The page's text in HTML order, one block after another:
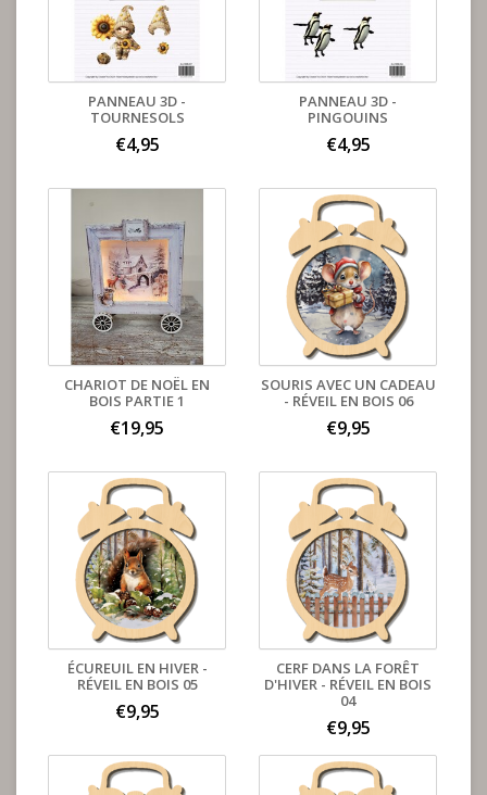
PANNEAU 3D -
TOURNESOLS
€4,95
PANNEAU 3D -
PINGOUINS
€4,95
CHARIOT DE NOËL EN
BOIS PARTIE 1
€19,95
SOURIS AVEC UN CADEAU
- RÉVEIL EN BOIS 06
€9,95
ÉCUREUIL EN HIVER -
RÉVEIL EN BOIS 05
€9,95
CERF DANS LA FORÊT
D'HIVER - RÉVEIL EN BOIS
04
€9,95